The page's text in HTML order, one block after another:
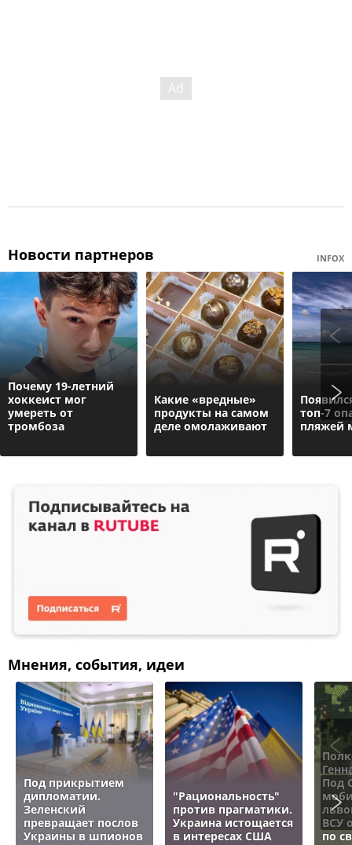
Новости партнеров INFOX
Почему 19-летний
хоккеист мог
умереть от
тромбоза
Какие «вредные»
продукты на самом
деле омолаживают
топ-7
пляжей
Мнения, события, идеи
Под прикрытием
дипломатии.
Зеленский
превращает послов
Украины в шпионов
"Рациональность"
против прагматики.
Украина истощается
в интересах США
Под
ВСУ
по